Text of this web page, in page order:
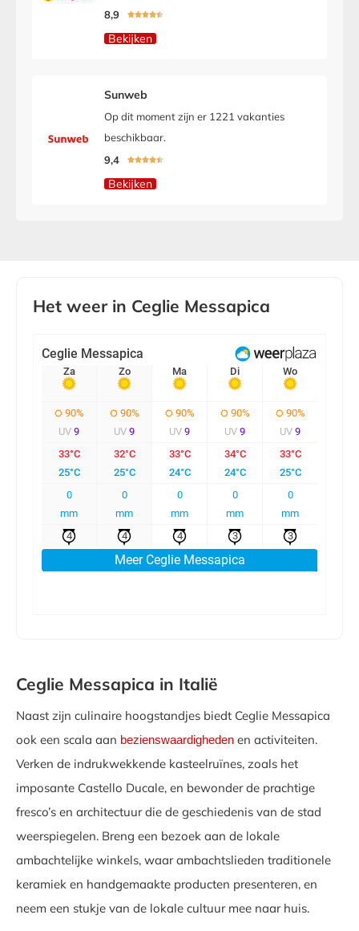
8,9

Bekijken
Sunweb
Op dit moment zijn er 1221 vakanties
beschikbaar.
9,4

Bekijken
Het weer in Ceglie Messapica
Ceglie Messapica in Italië
Naast zijn culinaire hoogstandjes biedt Ceglie Messapica
ook een scala aan bezienswaardigheden en activiteiten.
Verken de indrukwekkende kasteelruïnes, zoals het
imposante Castello Ducale, en bewonder de prachtige
fresco’s en architectuur die de geschiedenis van de stad
weerspiegelen. Breng een bezoek aan de lokale
ambachtelijke winkels, waar ambachtslieden traditionele
keramiek en handgemaakte producten presenteren, en
neem een stukje van de lokale cultuur mee naar huis.